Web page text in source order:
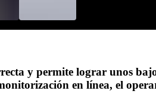
y permite lograr unos
en línea, el